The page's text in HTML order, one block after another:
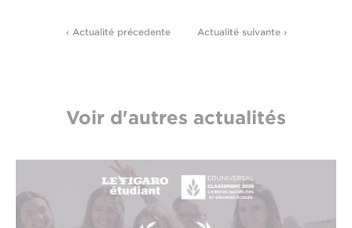
‹ Actualité précedente Actualité suivante ›
Voir d'autres actualités